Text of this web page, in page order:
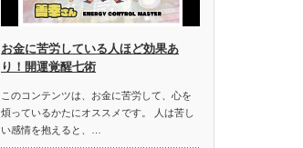
お金に苦労している人ほど効果あ
り！開運覚醒七術
このコンテンツは、お金に苦労して、心を
煩っているかたにオススメです。 人は苦し
い感情を抱えると、…